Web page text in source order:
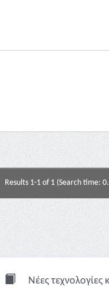
Results 1-1 of 1 (Search time:
Νέες